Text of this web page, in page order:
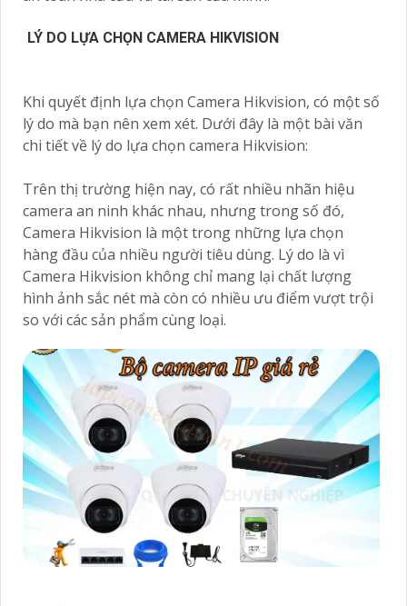
LÝ DO LỰA CHỌN CAMERA HIKVISION
Khi quyết định lựa chọn Camera Hikvision, có một số
lý do mà bạn nên xem xét. Dưới đây là một bài văn
chi tiết về lý do lựa chọn camera Hikvision:
Trên thị trường hiện nay, có rất nhiều nhãn hiệu
camera an ninh khác nhau, nhưng trong số đó,
Camera Hikvision là một trong những lựa chọn
hàng đầu của nhiều người tiêu dùng. Lý do là vì
Camera Hikvision không chỉ mang lại chất lượng
hình ảnh sắc nét mà còn có nhiều ưu điểm vượt trội
so với các sản phẩm cùng loại.